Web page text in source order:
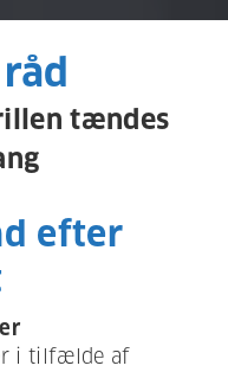
tændes
efter
i tilfælde af